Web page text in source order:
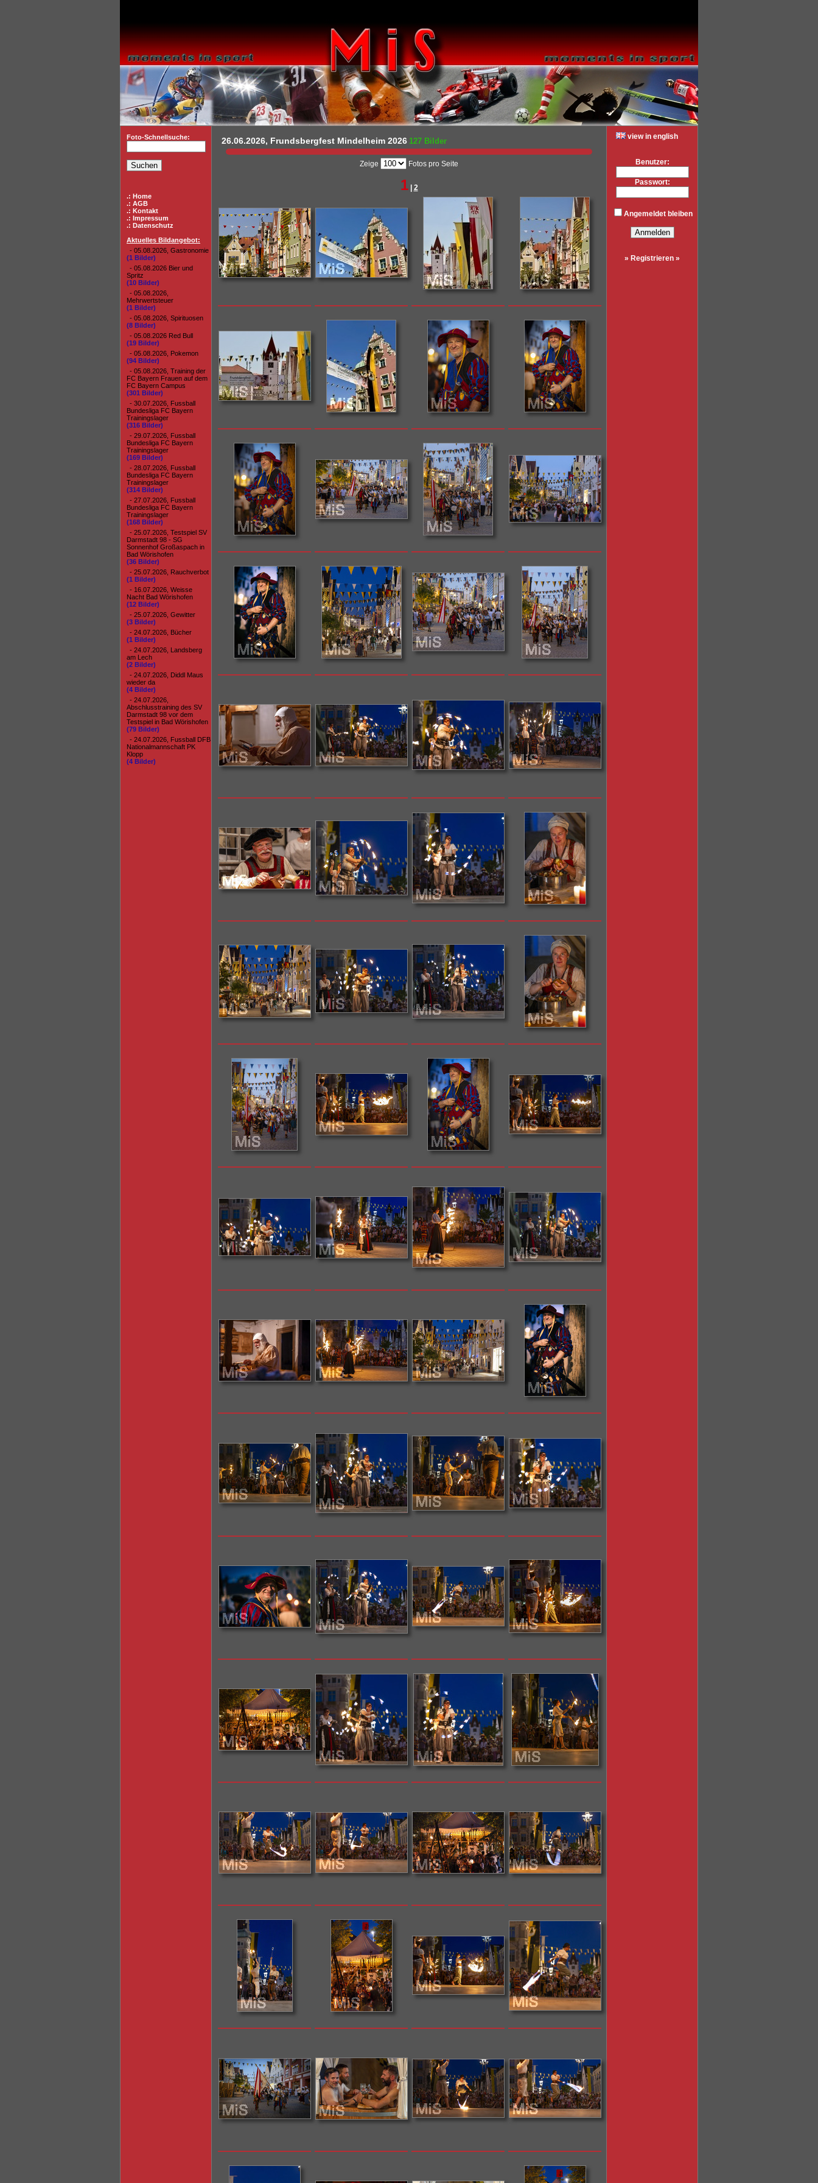
Foto-Schnellsuche:
.: Home
.: AGB
.: Kontakt
.: Impressum
.: Datenschutz
Aktuelles Bildangebot:
- 05.08.2026, Gastronomie
(1 Bilder)
- 05.08.2026 Bier und
Spritz
(10 Bilder)
- 05.08.2026,
Mehrwertsteuer
(1 Bilder)
- 05.08.2026, Spirituosen
(8 Bilder)
- 05.08.2026 Red Bull
(19 Bilder)
- 05.08.2026, Pokemon
(94 Bilder)
- 05.08.2026, Training der
FC Bayern Frauen auf dem
FC Bayern Campus
(301 Bilder)
- 30.07.2026, Fussball
Bundesliga FC Bayern
Trainingslager
(316 Bilder)
- 29.07.2026, Fussball
Bundesliga FC Bayern
Trainingslager
(169 Bilder)
- 28.07.2026, Fussball
Bundesliga FC Bayern
Trainingslager
(314 Bilder)
- 27.07.2026, Fussball
Bundesliga FC Bayern
Trainingslager
(168 Bilder)
- 25.07.2026, Testspiel SV
Darmstadt 98 - SG
Sonnenhof Großaspach in
Bad Wörishofen
(36 Bilder)
- 25.07.2026, Rauchverbot
(1 Bilder)
- 16.07.2026, Weisse
Nacht Bad Wörishofen
(12 Bilder)
- 25.07.2026, Gewitter
(3 Bilder)
- 24.07.2026, Bücher
(1 Bilder)
- 24.07.2026, Landsberg
am Lech
(2 Bilder)
- 24.07.2026, Diddl Maus
wieder da
(4 Bilder)
- 24.07.2026,
Abschlusstraining des SV
Darmstadt 98 vor dem
Testspiel in Bad Wörishofen
(79 Bilder)
- 24.07.2026, Fussball DFB
Nationalmannschaft PK
Klopp
(4 Bilder)
26.06.2026, Frundsbergfest Mindelheim 2026 127 Bilder
Zeige Fotos pro Seite
1| 2
view in english
Benutzer:
Passwort:
Angemeldet bleiben
» Registrieren »